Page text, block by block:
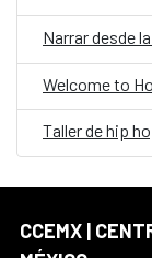
Taller de hip
CCEMX |